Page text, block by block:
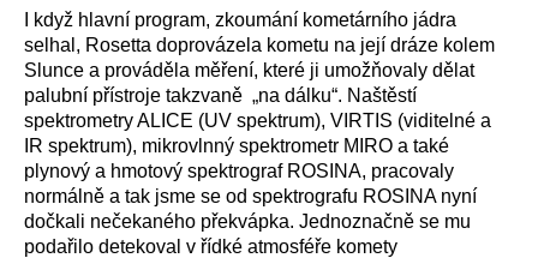
I když hlavní program, zkoumání kometárního jádra
selhal, Rosetta doprovázela kometu na její dráze kolem
Slunce a prováděla měření, které ji umožňovaly dělat
palubní přístroje takzvaně „na dálku“. Naštěstí
spektrometry ALICE (UV spektrum), VIRTIS (viditelné a
IR spektrum), mikrovlnný spektrometr MIRO a také
plynový a hmotový spektrograf ROSINA, pracovaly
normálně a tak jsme se od spektrografu ROSINA nyní
dočkali nečekaného překvápka. Jednoznačně se mu
podařilo detekoval v řídké atmosféře komety